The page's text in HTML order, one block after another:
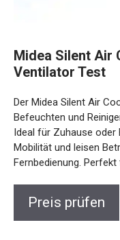
Midea Silent Air
Ventilator Test
Der Midea Silent Air
Befeuchten und
Ideal für Zuhause oder
Mobilität und leisen
Fernbedienung.
Preis prüfen